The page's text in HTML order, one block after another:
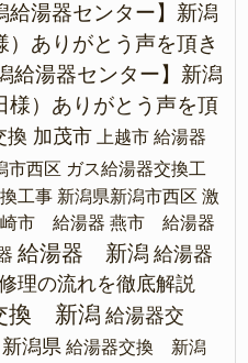
給湯器センター】新潟
ありがとう声を頂き
給湯器センター】新潟
様）ありがとう声を頂
換 加茂市
上越市 給湯器
市西区 ガス給湯器交換工
工事 新潟県新潟市西区 激
市 給湯器 燕市 給湯器
給湯器 新潟 給湯器
理の流れを徹底解説
換 新潟 給湯器交
潟県 給湯器交換 新潟